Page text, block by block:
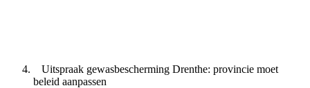
Uitspraak gewasbescherming Drenthe: provincie moet
beleid aanpassen